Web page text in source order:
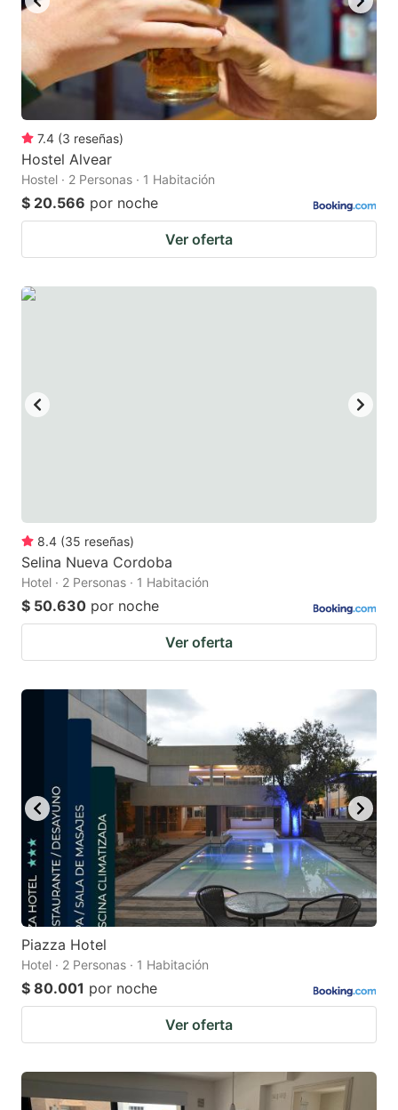
7.4 (3 reseñas)
Hostel Alvear
Hostel · 2 Personas · 1 Habitación
$ 20.566 por noche
Ver oferta
8.4 (35 reseñas)
Selina Nueva Cordoba
Hotel · 2 Personas · 1 Habitación
$ 50.630 por noche
Ver oferta
Piazza Hotel
Hotel · 2 Personas · 1 Habitación
$ 80.001 por noche
Ver oferta